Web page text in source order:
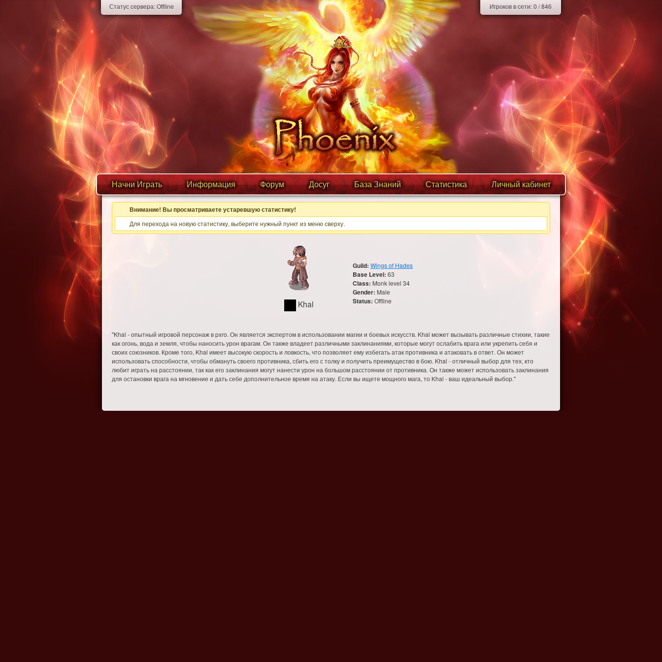
Статус сервера:Offline Игроков в сети:0 /846
Начни Играть Информация Форум Досуг База Знаний Статистика Личный кабинет
Внимание! Вы просматриваете устаревшую статистику!
Для перехода на новую статистику, выберите нужный пункт из меню сверху.
Khal
Guild: Wings of Hades
Base Level: 63
Class: Monk level 34
Gender: Male
Status: Offline
"Khal - опытный игровой персонаж в pxro. Он является экспертом в использовании магии и боевых искусств. Khal может вызывать различные стихии, такие
как огонь, вода и земля, чтобы наносить урон врагам. Он также владеет различными заклинаниями, которые могут ослабить врага или укрепить себя и
своих союзников. Кроме того, Khal имеет высокую скорость и ловкость, что позволяет ему избегать атак противника и атаковать в ответ. Он может
использовать способности, чтобы обмануть своего противника, сбить его с толку и получить преимущество в бою. Khal - отличный выбор для тех, кто
любит играть на расстоянии, так как его заклинания могут нанести урон на большом расстоянии от противника. Он также может использовать заклинания
для остановки врага на мгновение и дать себе дополнительное время на атаку. Если вы ищете мощного мага, то Khal - ваш идеальный выбор."